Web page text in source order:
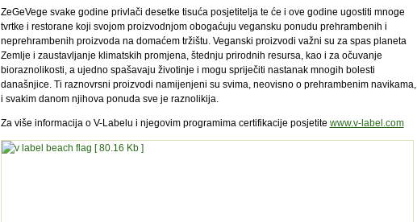
ZeGeVege svake godine privlači desetke tisuća posjetitelja te će i ove godine ugostiti mnoge
tvrtke i restorane koji svojom proizvodnjom obogaćuju vegansku ponudu prehrambenih i
neprehrambenih proizvoda na domaćem tržištu. Veganski proizvodi važni su za spas planeta
Zemlje i zaustavljanje klimatskih promjena, štednju prirodnih resursa, kao i za očuvanje
bioraznolikosti, a ujedno spašavaju životinje i mogu spriječiti nastanak mnogih bolesti
današnjice. Ti raznovrsni proizvodi namijenjeni su svima, neovisno o prehrambenim navikama,
i svakim danom njihova ponuda sve je raznolikija.
Za više informacija o V-Labelu i njegovim programima certifikacije posjetite www.v-label.com